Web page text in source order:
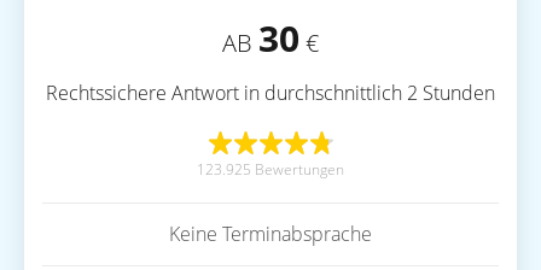
AB 30 €
Rechtssichere Antwort in durchschnittlich 2 Stunden
123.925 Bewertungen
Keine Terminabsprache